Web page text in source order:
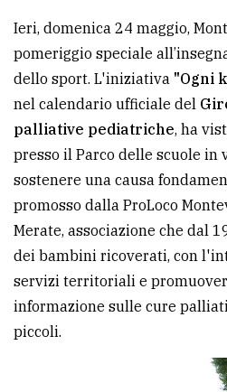
pubblicità
CERCA
Cerca
per
comune
Ricerca
avanzata
LE
ALTRE
TESTATE
Ieri, domenica 24 maggio,
pomeriggio speciale
dello sport. L'iniziativa "Ogni
nel calendario ufficiale del
palliative pediatriche, ha
presso il Parco delle scuole in
sostenere una causa
promosso dalla ProLoco
Merate, associazione che dal
dei bambini ricoverati, con
servizi territoriali e
informazione sulle cure
piccoli.